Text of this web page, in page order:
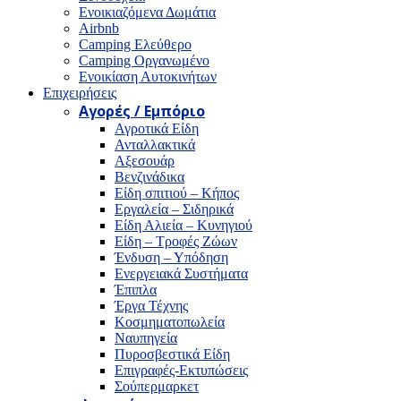
Ενοικιαζόμενα Δωμάτια
Airbnb
Camping Ελεύθερο
Camping Οργανωμένο
Ενοικίαση Αυτοκινήτων
Επιχειρήσεις
Αγορές / Εμπόριο
Αγροτικά Είδη
Ανταλλακτικά
Αξεσουάρ
Βενζινάδικα
Είδη σπιτιού – Κήπος
Εργαλεία – Σιδηρικά
Είδη Αλιεία – Κυνηγιού
Είδη – Τροφές Ζώων
Ένδυση – Υπόδηση
Ενεργειακά Συστήματα
Έπιπλα
Έργα Τέχνης
Κοσμηματοπωλεία
Ναυπηγεία
Πυροσβεστικά Είδη
Επιγραφές-Εκτυπώσεις
Σούπερμαρκετ